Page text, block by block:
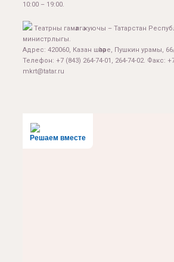
10:00 – 19:00.
Театрны гамәлгә куючы – Татарстан
министрлыгы.
Адрес: 420060, Казан шәһәре, Пушкин урамы,
Телефон: +7 (843) 264-74-01, 264-74-02. Факс:
mkrt@tatar.ru
Решаем вместе